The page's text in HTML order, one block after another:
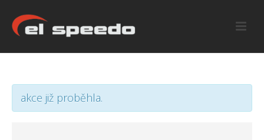
akce již proběhla.